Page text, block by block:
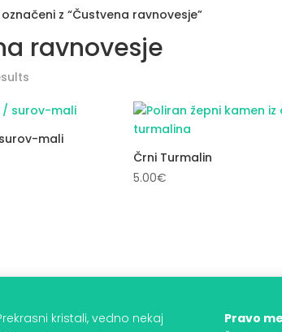
z “Čustvena ravnovesje”
ravnovesje
popularity
mali
Črni Turmalin
5.00€
kristali, vedno nekaj
Pravo